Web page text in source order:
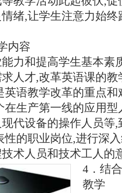
绪,让学生注意力始
内容
力和提高学生基本素
人才,改革英语课的
英语教学改革的重点
在生产第一线的应用
代设备的操作人员等
性的职业岗位,进行深
术人员和技术工人的
4．结
教学